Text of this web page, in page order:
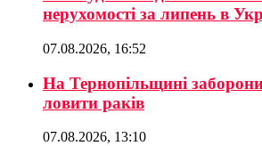
нерухомості за липень в
07.08.2026, 16:52
На Тернопільщині
ловити раків
07.08.2026, 13:10